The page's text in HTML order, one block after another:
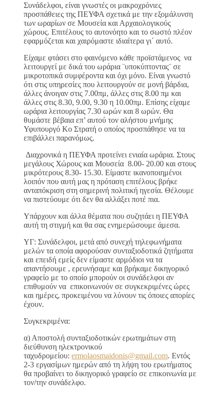
Συνάδελφοι, είναι γνωστές οι μακροχρόνιες
προσπάθειες της ΠΕΥΦΑ σχετικά με την εξομάλυνση
των ωραρίων σε Μουσεία και Αρχαιολογικούς
χώρους. Επιτέλους το αυτονόητο και το σωστό πλέον
εφαρμόζεται και χαιρόμαστε ιδιαίτερα γι΄ αυτό.
Είχαμε φτάσει στο φαινόμενο κάθε προϊστάμενος να
λειτουργεί με δικά του ωράρια ¨υποκύπτοντας¨ σε
μικροτοπικά συμφέροντα και όχι μόνο. Είναι γνωστό
ότι στις υπηρεσίες που λειτουργούν σε μονή βάρδια,
άλλες άνοιγαν στις 7.00πμ, άλλες στις 8.00 πμ και
άλλες στις 8.30, 9.00, 9.30 η 10.00πμ. Επίσης είχαμε
ωράρια λειτουργίας 7.30 ωρών και 8 ωρών. Θα
θυμάστε βέβαια επ’ αυτού τον αλήστου μνήμης
Υφυπουργό Κο Στρατή ο οποίος προσπάθησε να τα
επιβάλλει παρανόμως.
Διαχρονικά η ΠΕΥΦΑ προτείνει ενιαία ωράρια. Στους
μεγάλους Χώρους και Μουσεία 8.00- 20.00 και στους
μικρότερους 8.30- 15.30. Είμαστε ικανοποιημένοι
λοιπόν που αυτή μας η πρόταση επιτέλους βρήκε
ανταπόκριση στη σημερινή πολιτική ηγεσία. Θέλουμε
να πιστεύουμε ότι δεν θα αλλάξει ποτέ πια.
Υπάρχουν και άλλα θέματα που συζητάει η ΠΕΥΦΑ
αυτή τη στιγμή και θα σας ενημερώσουμε άμεσα.
ΥΓ: Συνάδελφοι, μετά από συνεχή τηλεφωνήματα
μελών τα οποία αφορούσαν συνταξιοδοτικά ζητήματα
και επειδή εμείς δεν είμαστε αρμόδιοι να τα
απαντήσουμε , ερευνήσαμε και βρήκαμε δικηγορικό
γραφείο με το οποίο μπορούν οι συνάδελφοι αν
επιθυμούν να επικοινωνούν σε συγκεκριμένες ώρες
και ημέρες, προκειμένου να λύνουν τις όποιες απορίες
έχουν.
Συγκεκριμένα:
α) Αποστολή συνταξιοδοτικών ερωτημάτων στη
διεύθυνση ηλεκτρονικού
ταχυδρομείου: ermolaosmaidonis@gmail.com. Εντός
2-3 εργασίμων ημερών από τη λήψη του ερωτήματος
θα προβαίνει το δικηγορικό γραφείο σε επικοινωνία με
τον/την συνάδελφο.